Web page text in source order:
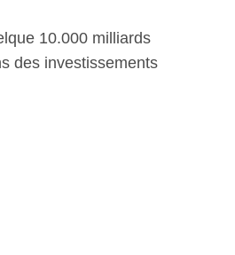
10.000 milliards
des investissements